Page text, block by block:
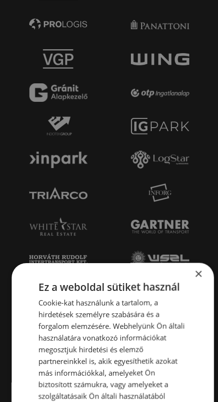
×
Ez a weboldal sütiket használ
Cookie-kat használunk a tartalom, a
hirdetések személyre szabására és a
forgalom elemzésére. Webhelyünk Ön általi
használatára vonatkozó információkat
megosztjuk hirdetési és elemző
partnereinkkel is, akik egyesíthetik azokat
más információkkal, amelyeket Ön
biztosított számukra, vagy amelyeket a
szolgáltatásaik Ön általi használatából